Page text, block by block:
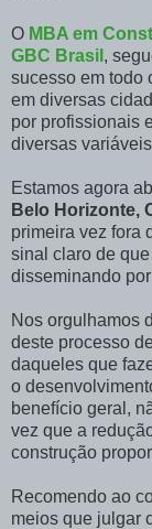
O MBA em
GBC Brasil ,
sucesso em todo
em diversas
por profissionais
diversas
Estamos agora
Belo Horizonte,
primeira vez fora
sinal claro de
disseminando
Nos orgulhamos
deste processo
daqueles que
o
benefício geral,
vez que a
construção
Recomendo ao
meios que julgar